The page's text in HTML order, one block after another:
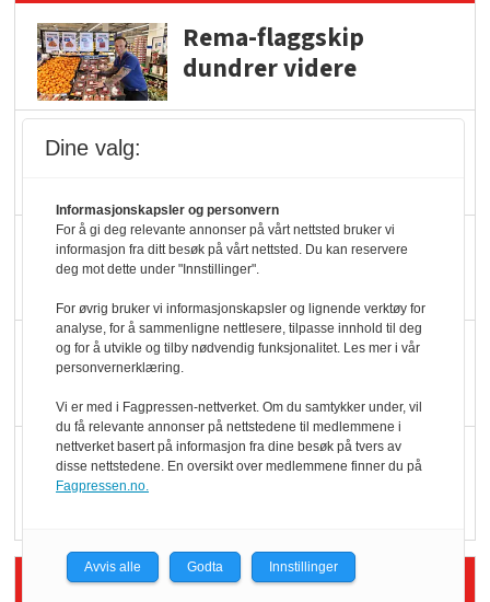
Rema-flaggskip
dundrer videre
Færre varer, men fulle
hyller
KI lager mat i butikken
Q passerte 1 milliard i
Siste artikler - Økologisk
Dine valg:
Informasjonskapsler og personvern
For å gi deg relevante annonser på vårt nettsted bruker vi
informasjon fra ditt besøk på vårt nettsted. Du kan reservere
deg mot dette under "Innstillinger".
For øvrig bruker vi informasjonskapsler og lignende verktøy for
analyse, for å sammenligne nettlesere, tilpasse innhold til deg
og for å utvikle og tilby nødvendig funksjonalitet. Les mer i vår
personvernerklæring.
Vi er med i Fagpressen-nettverket. Om du samtykker under, vil
du få relevante annonser på nettstedene til medlemmene i
nettverket basert på informasjon fra dine besøk på tvers av
disse nettstedene. En oversikt over medlemmene finner du på
Fagpressen.no.
Avvis alle Godta Innstillinger